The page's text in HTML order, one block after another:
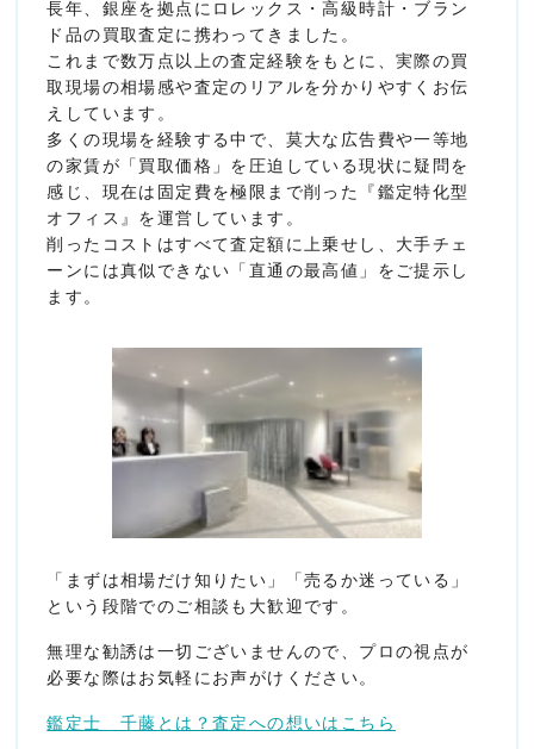
長年、銀座を拠点にロレックス・高級時計・ブラン
ド品の買取査定に携わってきました。
これまで数万点以上の査定経験をもとに、実際の買
取現場の相場感や査定のリアルを分かりやすくお伝
えしています。
多くの現場を経験する中で、莫大な広告費や一等地
の家賃が「買取価格」を圧迫している現状に疑問を
感じ、現在は固定費を極限まで削った『鑑定特化型
オフィス』を運営しています。
削ったコストはすべて査定額に上乗せし、大手チェ
ーンには真似できない「直通の最高値」をご提示し
ます。
「まずは相場だけ知りたい」「売るか迷っている」
という段階でのご相談も大歓迎です。
無理な勧誘は一切ございませんので、プロの視点が
必要な際はお気軽にお声がけください。
鑑定士 千藤とは？査定への想いはこちら